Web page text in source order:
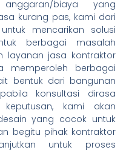
biaya yang
kurang pas, kami dari
mencarikan solusi
berbagai masalah
layanan jasa kontraktor
memperoleh berbagai
bentuk dari bangunan
konsultasi dirasa
kami akan
yang cocok untuk
begitu pihak kontraktor
untuk proses